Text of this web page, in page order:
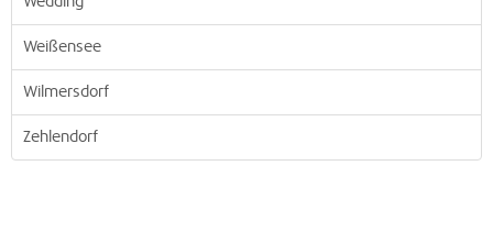
Weißensee
Wilmersdorf
Zehlendorf